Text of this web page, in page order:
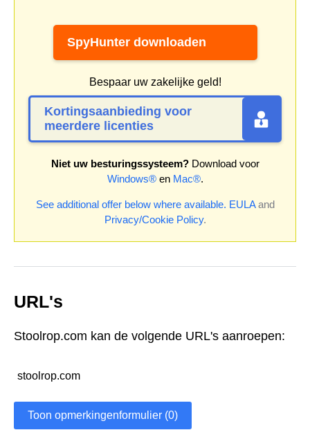
SpyHunter downloaden
Bespaar uw zakelijke geld!
Kortingsaanbieding voor
meerdere licenties
Niet uw besturingssysteem?Download voor
Windows®en Mac®.
See additional offer below where available. EULAand
Privacy/Cookie Policy.
URL's
Stoolrop.com kan de volgende URL's aanroepen:
stoolrop.com
Toon opmerkingenformulier (0)